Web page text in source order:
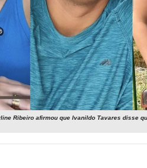
Ribeiro afirmou que Ivanildo Tavares disse